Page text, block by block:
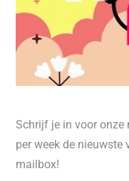
Schrijf je in voor
per week de nieuwste
mailbox!